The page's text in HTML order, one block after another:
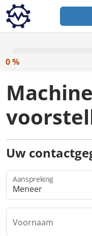
0 %
Uw
Aanspreking
Voornaam